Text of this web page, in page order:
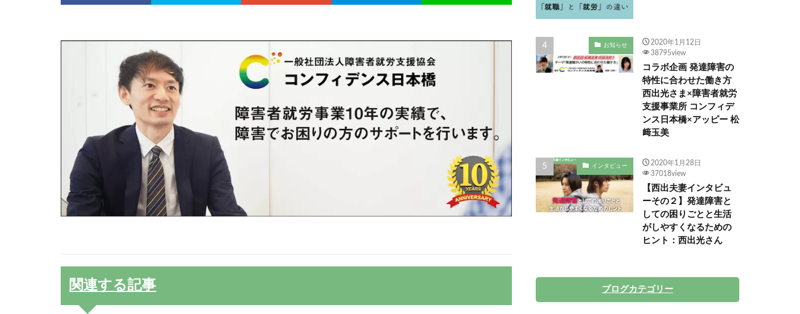
関連する記事
お知らせ
2020年1月12日
38795view
コラボ企画 発達障害の
特性に合わせた働き方
西出光さま×障害者就労
支援事業所 コンフィデ
ンス日本橋×アッピー 松
﨑玉美
インタビュー
2020年1月28日
37018view
【西出夫妻インタビュ
ーその２】発達障害と
しての困りごとと生活
がしやすくなるための
ヒント：西出光さん
ブログカテゴリー